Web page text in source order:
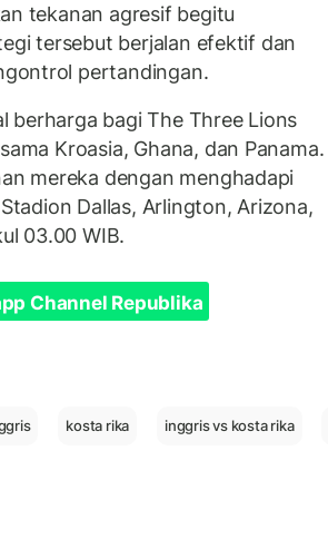
tekanan agresif begitu
tersebut berjalan efektif dan
pertandingan.
berharga bagi The Three Lions
Kroasia, Ghana, dan Panama.
mereka dengan menghadapi
Dallas, Arlington, Arizona,
03.00 WIB.
Channel Republika
kosta rika inggris vs kosta rika